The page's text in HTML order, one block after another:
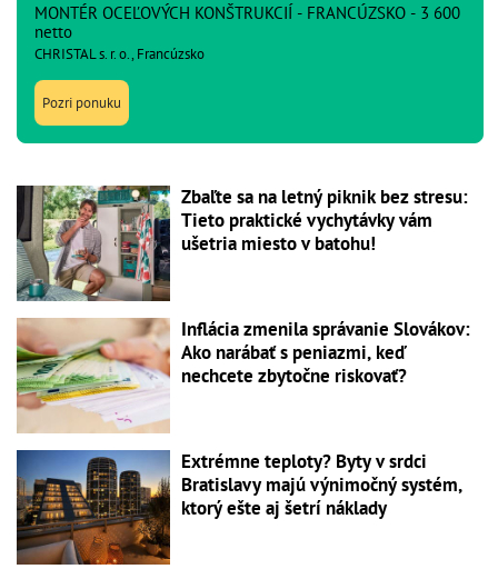
MONTÉR OCEĽOVÝCH KONŠTRUKCIÍ - FRANCÚZSKO - 3 600
netto
CHRISTAL s. r. o., Francúzsko
Pozri ponuku
Zbaľte sa na letný piknik bez stresu:
Tieto praktické vychytávky vám
ušetria miesto v batohu!
Inflácia zmenila správanie Slovákov:
Ako narábať s peniazmi, keď
nechcete zbytočne riskovať?
Extrémne teploty? Byty v srdci
Bratislavy majú výnimočný systém,
ktorý ešte aj šetrí náklady